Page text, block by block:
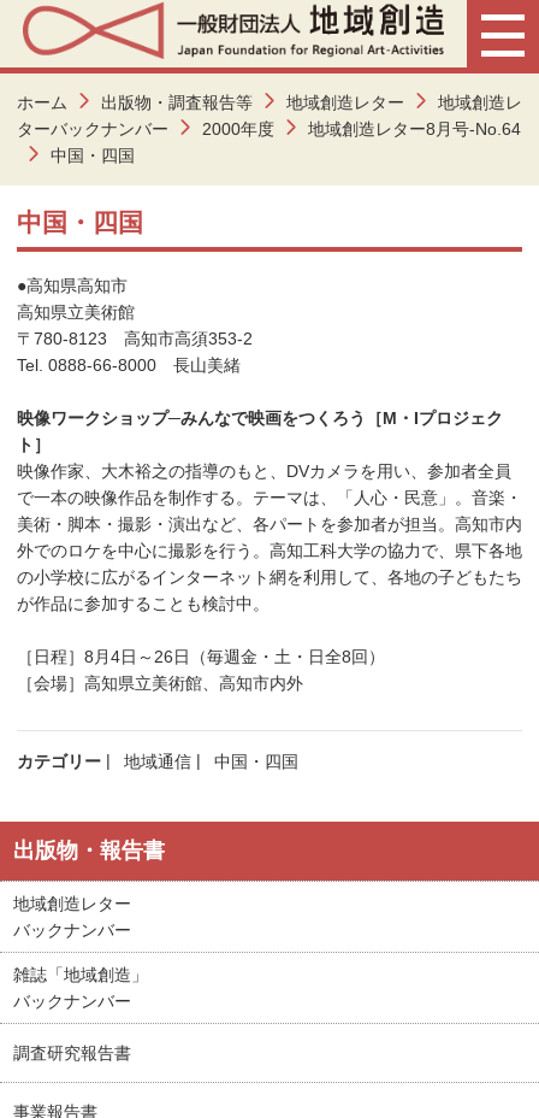
ホーム 出版物・調査報告等 地域創造レター
地域創造レ
ターバックナンバー
2000年度
地域創造レター8月号-No.64
中国・四国
中国・四国
●高知県高知市
高知県立美術館
〒780-8123 高知市高須353-2
Tel. 0888-66-8000 長山美緒
映像ワークショップ─みんなで映画をつくろう［M・Iプロジェク
ト］
映像作家、大木裕之の指導のもと、DVカメラを用い、参加者全員
で一本の映像作品を制作する。テーマは、「人心・民意」。音楽・
美術・脚本・撮影・演出など、各パートを参加者が担当。高知市内
外でのロケを中心に撮影を行う。高知工科大学の協力で、県下各地
の小学校に広がるインターネット網を利用して、各地の子どもたち
が作品に参加することも検討中。
［日程］8月4日～26日（毎週金・土・日全8回）
［会場］高知県立美術館、高知市内外
カテゴリー 地域通信 中国・四国
出版物・報告書
地域創造レター
バックナンバー
雑誌「地域創造」
バックナンバー
調査研究報告書
事業報告書